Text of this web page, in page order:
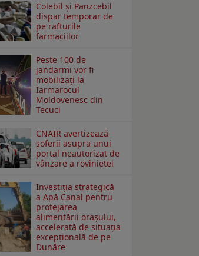
Colebil și Panzcebil
dispar temporar de
pe rafturile
farmaciilor
Peste 100 de
jandarmi vor fi
mobilizați la
Iarmarocul
Moldovenesc din
Tecuci
CNAIR avertizează
șoferii asupra unui
portal neautorizat de
vânzare a rovinietei
Investiția strategică
a Apă Canal pentru
protejarea
alimentării orașului,
accelerată de situația
excepțională de pe
Dunăre